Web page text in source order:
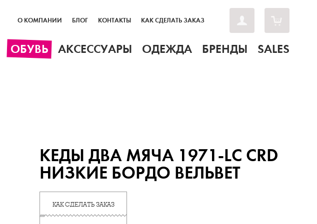
О КОМПАНИИ БЛОГ КОНТАКТЫ КАК СДЕЛАТЬ ЗАКАЗ
ОБУВЬ АКСЕССУАРЫ ОДЕЖДА БРЕНДЫ SALES
КЕДЫ ДВА МЯЧА 1971-LC CRD
НИЗКИЕ БОРДО ВЕЛЬВЕТ
КАК СДЕЛАТЬ ЗАКАЗ